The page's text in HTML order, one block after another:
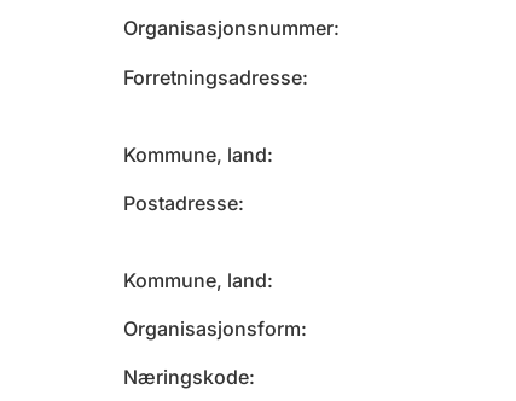
Organisasjonsnummer
Forretningsadresse
Kommune, land
Postadresse
Kommune, land
Organisasjonsform
Næringskode